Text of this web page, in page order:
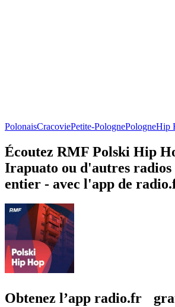
PolonaisCracoviePetite-PolognePologneHip
Écoutez RMF Polski Hip
Irapuato ou d'autres radios
entier - avec l'app de
Obtenez l’app radio.fr